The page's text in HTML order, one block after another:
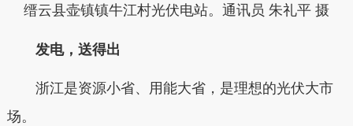
缙云县壶镇镇牛江村光伏电站。通讯员 朱礼平 摄
发电，送得出
浙江是资源小省、用能大省，是理想的光伏大市
场。